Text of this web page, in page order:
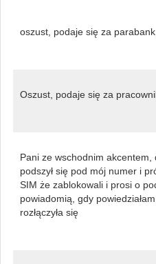
oszust, podaje się za parabank,
Oszust, podaje się za
Pani ze wschodnim akcentem,
podszył się pod mój numer i
SIM że zablokowali i prosi o
powiadomią, gdy
rozłączyła się